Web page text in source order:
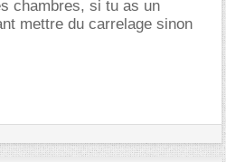
chambres, si tu as un
mettre du carrelage sinon